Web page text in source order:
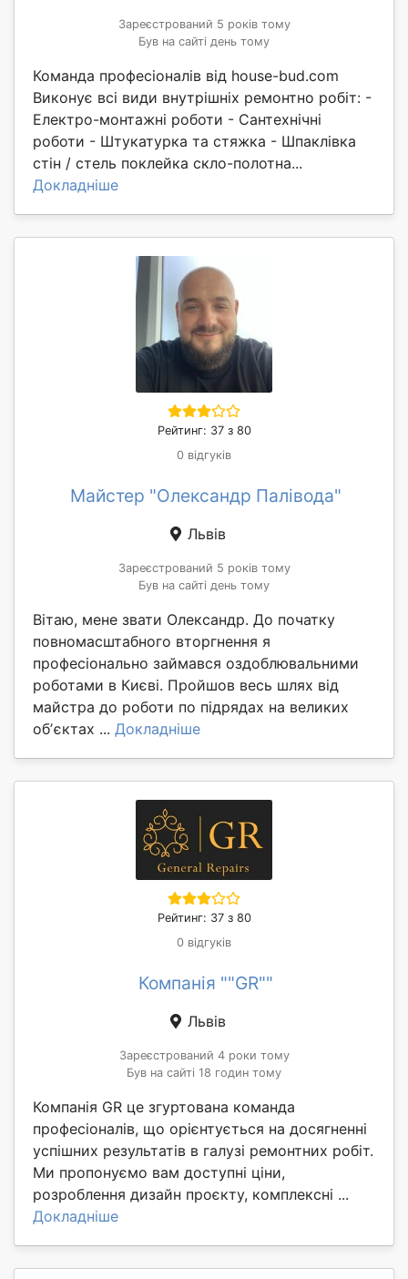
Зареєстрований 5 років тому
Був на сайті день тому
Команда професіоналів від house-bud.com
Виконує всі види внутрішніх ремонтно робіт: -
Електро-монтажні роботи - Сантехнічні
роботи - Штукатурка та стяжка - Шпаклівка
стін / стель поклейка скло-полотна...
Докладніше
Рейтинг: 37 з 80
0 відгуків
Майстер "Олександр Палівода"
Львів
Зареєстрований 5 років тому
Був на сайті день тому
Вітаю, мене звати Олександр. До початку
повномасштабного вторгнення я
професіонально займався оздоблювальними
роботами в Києві. Пройшов весь шлях від
майстра до роботи по підрядах на великих
обʼєктах ... Докладніше
Рейтинг: 37 з 80
0 відгуків
Компанія ""GR""
Львів
Зареєстрований 4 роки тому
Був на сайті 18 годин тому
Компанія GR це згуртована команда
професіоналів, що орієнтується на досягненні
успішних результатів в галузі ремонтних робіт.
Ми пропонуємо вам доступні ціни,
розроблення дизайн проєкту, комплексні ...
Докладніше